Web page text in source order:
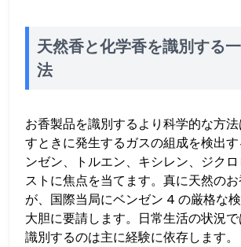
天然香と化学香を識別する
法
お香製品を識別するより科学的な方
すときに発生するガスの組成を検出
ンゼン、トルエン、キシレン、ジク
ストに焦点を当てます。真に天然の
が、国際当局にベンゼン 4 の厳格な
大胆に要請します。日常生活の状況
識別するのは主に経験に依存します。